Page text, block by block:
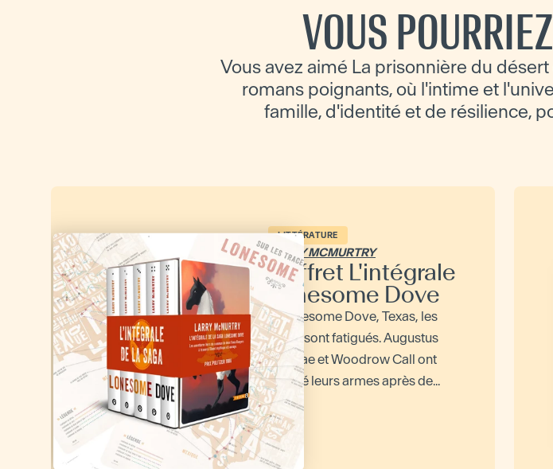
VOUS
Vous avez aimé La prisonnière du
romans poignants, où l'intime et
famille, d'identité et de résilience,
LITTÉRATURE
LARRY MCMURTRY
Coffret L'intégrale
Lonesome Dove
À Lonesome Dove, Texas, les
héros sont fatigués. Augustus
McCrae et Woodrow Call ont
remisé leurs armes après de...